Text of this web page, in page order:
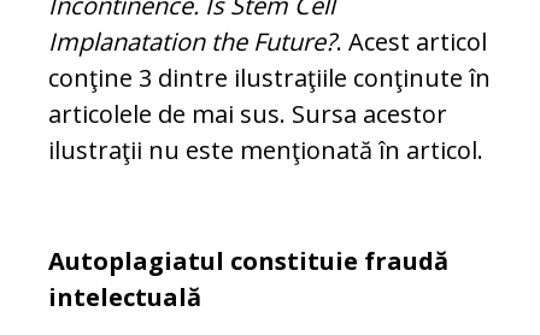
Implanatation the Future?. Acest articol
conţine 3 dintre ilustraţiile conţinute în
articolele de mai sus. Sursa acestor
ilustraţii nu este menţionată în articol.
Autoplagiatul constituie fraudă
intelectuală